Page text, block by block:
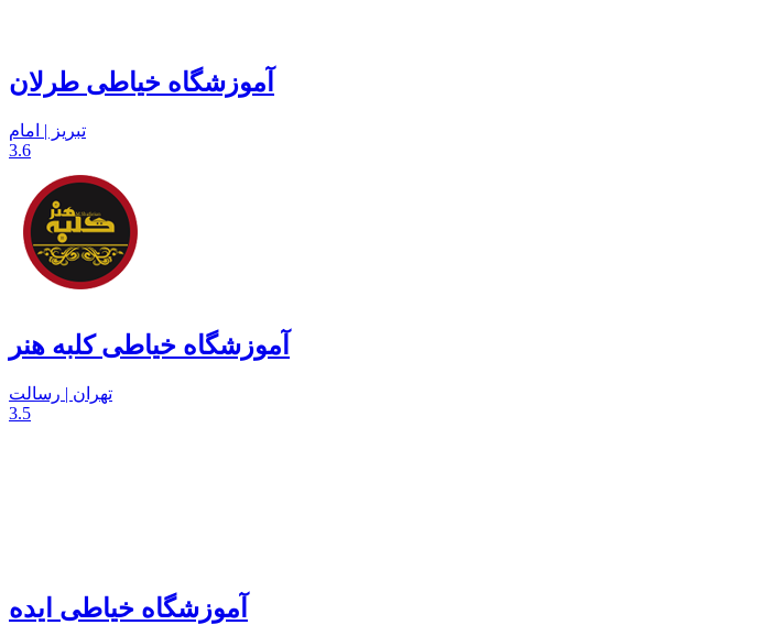
آموزشگاه خیاطی طرلان
تبریز | امام
3.6
آموزشگاه خیاطی کلبه هنر
تهران | رسالت
3.5
آموزشگاه خیاطی ایده